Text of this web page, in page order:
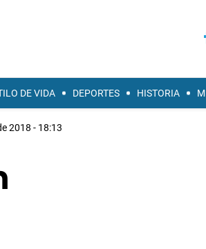
DE VIDA DEPORTES HISTORIA
2018 - 18:13